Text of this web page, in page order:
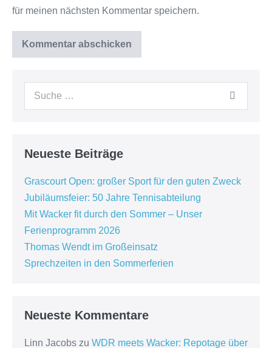
für meinen nächsten Kommentar speichern.
Neueste Beiträge
Grascourt Open: großer Sport für den guten Zweck
Jubiläumsfeier: 50 Jahre Tennisabteilung
Mit Wacker fit durch den Sommer – Unser
Ferienprogramm 2026
Thomas Wendt im Großeinsatz
Sprechzeiten in den Sommerferien
Neueste Kommentare
Linn Jacobs zu WDR meets Wacker: Repotage über